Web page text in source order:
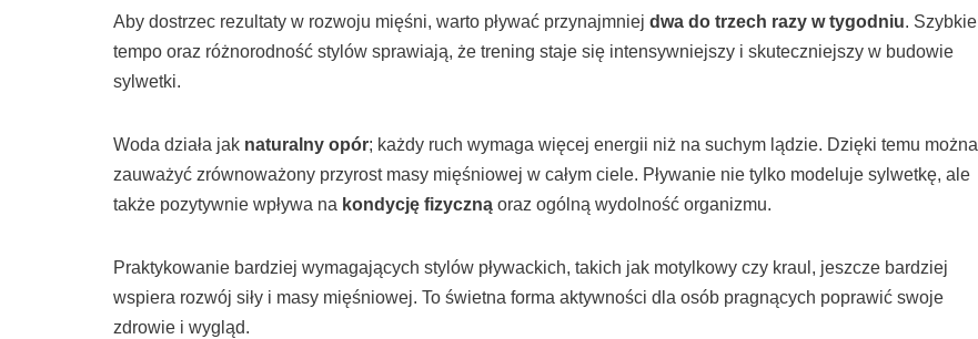
Aby dostrzec rezultaty w rozwoju mięśni, warto pływać przynajmniej dwa do trzech razy w tygodniu. Szybkie
tempo oraz różnorodność stylów sprawiają, że trening staje się intensywniejszy i skuteczniejszy w budowie
sylwetki.
Woda działa jak naturalny opór; każdy ruch wymaga więcej energii niż na suchym lądzie. Dzięki temu można
zauważyć zrównoważony przyrost masy mięśniowej w całym ciele. Pływanie nie tylko modeluje sylwetkę, ale
także pozytywnie wpływa na kondycję fizyczną oraz ogólną wydolność organizmu.
Praktykowanie bardziej wymagających stylów pływackich, takich jak motylkowy czy kraul, jeszcze bardziej
wspiera rozwój siły i masy mięśniowej. To świetna forma aktywności dla osób pragnących poprawić swoje
zdrowie i wygląd.